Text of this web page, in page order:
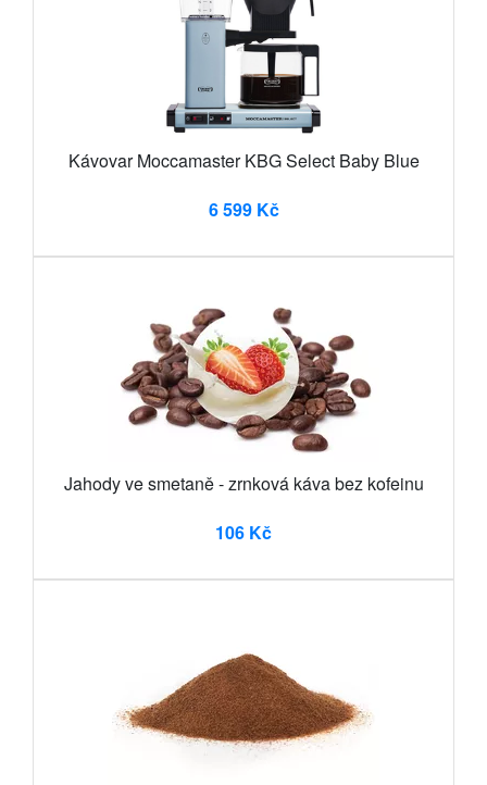
Kávovar Moccamaster KBG Select Baby Blue
6 599 Kč
Jahody ve smetaně - zrnková káva bez kofeinu
106 Kč